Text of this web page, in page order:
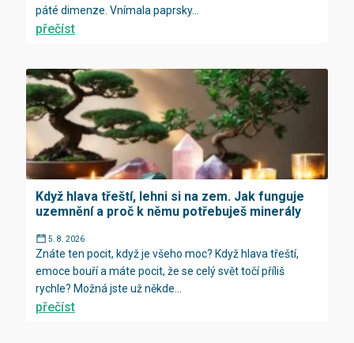
páté dimenze. Vnímala paprsky...
přečíst
Když hlava třeští, lehni si na zem. Jak funguje
uzemnění a proč k němu potřebuješ minerály
5. 8. 2026
Znáte ten pocit, když je všeho moc? Když hlava třeští,
emoce bouří a máte pocit, že se celý svět točí příliš
rychle? Možná jste už někde...
přečíst